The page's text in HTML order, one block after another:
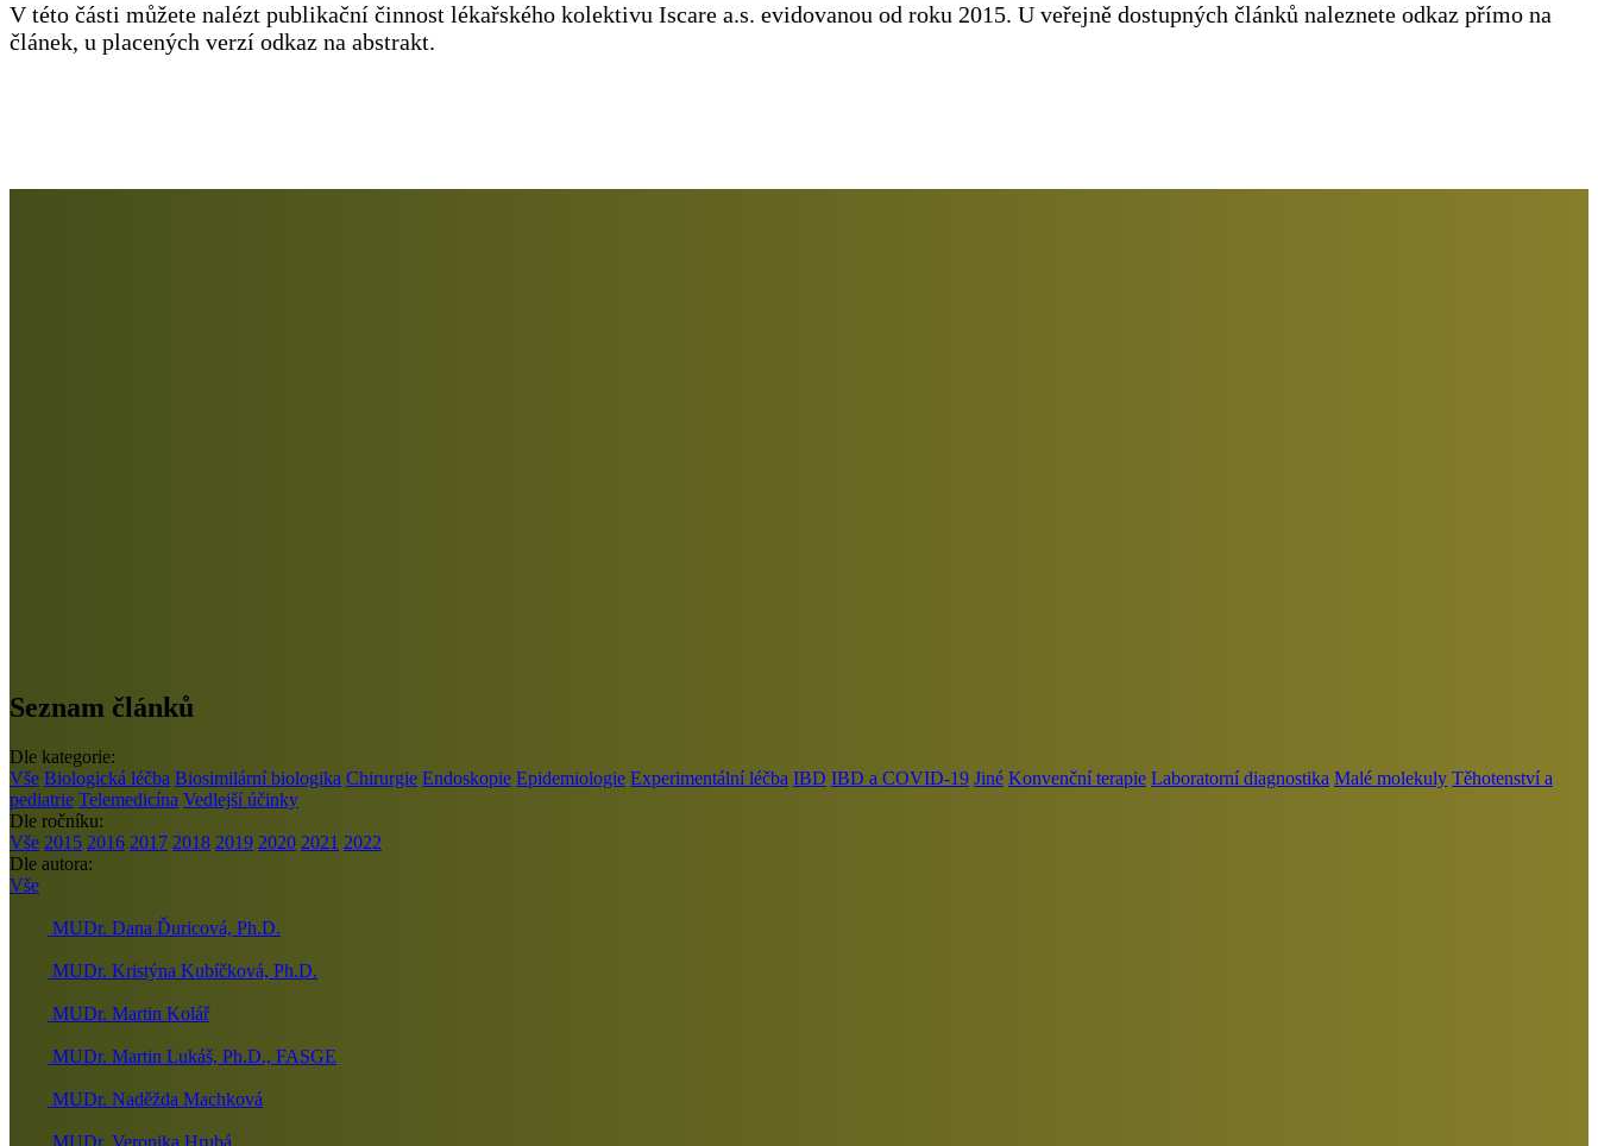
V této části můžete nalézt publikační činnost lékařského kolektivu Iscare a.s. evidovanou od roku 2015. U veřejně dostupných článků naleznete odkaz přímo na
článek, u placených verzí odkaz na abstrakt.
Seznam článků
Dle kategorie:
Vše Biologická léčba Biosimilární biologika Chirurgie Endoskopie Epidemiologie Experimentální léčba IBD IBD a COVID-19 Jiné Konvenční terapie Laboratorní diagnostika Malé molekuly Těhotenství a
pediatrie Telemedicína Vedlejší účinky
Dle ročníku:
Vše 2015 2016 2017 2018 2019 2020 2021 2022
Dle autora:
Vše
MUDr. Dana Ďuricová, Ph.D.
MUDr. Kristýna Kubíčková, Ph.D.
MUDr. Martin Kolář
MUDr. Martin Lukáš, Ph.D., FASGE
MUDr. Naděžda Machková